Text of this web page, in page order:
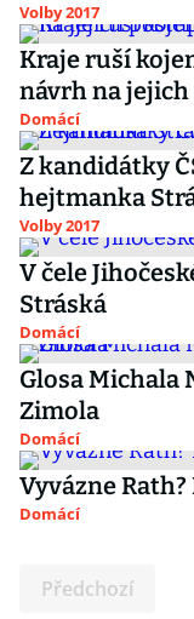
Volby 2017
Kraje ruší
návrh na
Domácí
Z kandidátky
hejtmanka
Volby 2017
V čele
Stráská
Domácí
Glosa Michala
Zimola
Domácí
Vyvázne
Domácí
Předchozí